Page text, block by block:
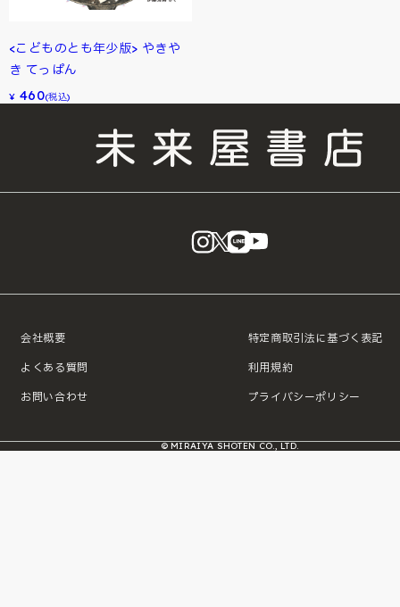
<こどものとも年少版> やきや
き てっぱん
¥ 460(税込)
instagram
X LINE
会社概要
よくある質問
お問い合わせ
特定商取引法に基づく表記
利用規約
プライバシーポリシー
© MIRAIYA SHOTEN CO., LTD.